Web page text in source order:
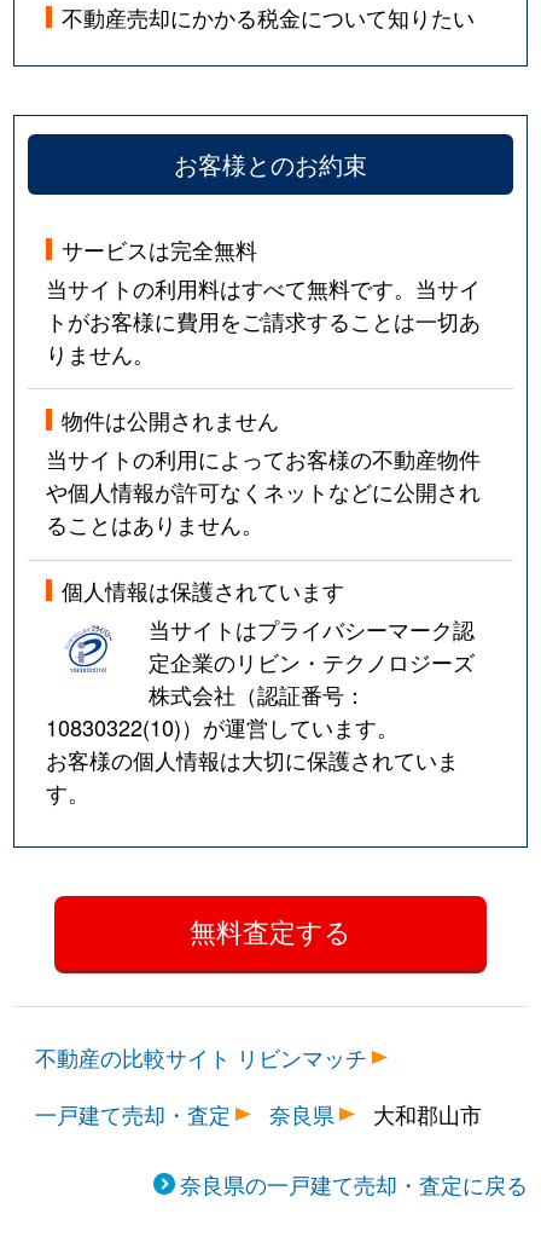
不動産売却にかかる税金について知りたい
お客様とのお約束
サービスは完全無料
当サイトの利用料はすべて無料です。当サイ
トがお客様に費用をご請求することは一切あ
りません。
物件は公開されません
当サイトの利用によってお客様の不動産物件
や個人情報が許可なくネットなどに公開され
ることはありません。
個人情報は保護されています
当サイトはプライバシーマーク認
定企業のリビン・テクノロジーズ
株式会社（認証番号：
10830322(10)）が運営しています。
お客様の個人情報は大切に保護されていま
す。
不動産の比較サイト リビンマッチ
一戸建て売却・査定
奈良県 大和郡山市
奈良県の一戸建て売却・査定に戻る